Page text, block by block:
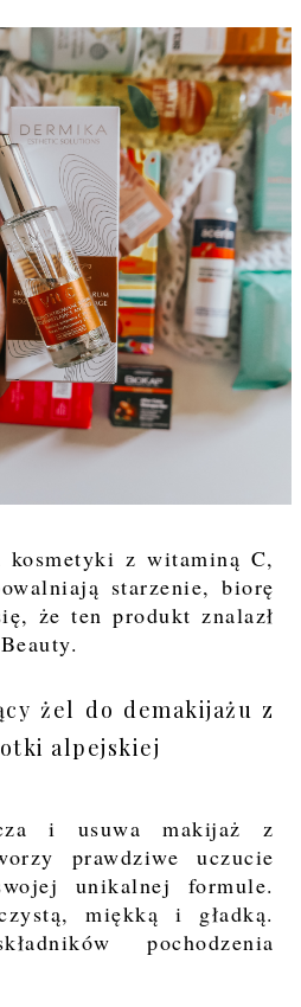
kosmetyki z witaminą C,
starzenie, biorę
że ten produkt znalazł
żel do demakijażu z
alpejskiej
i usuwa makijaż z
prawdziwe uczucie
unikalnej formule.
miękką i gładką.
pochodzenia